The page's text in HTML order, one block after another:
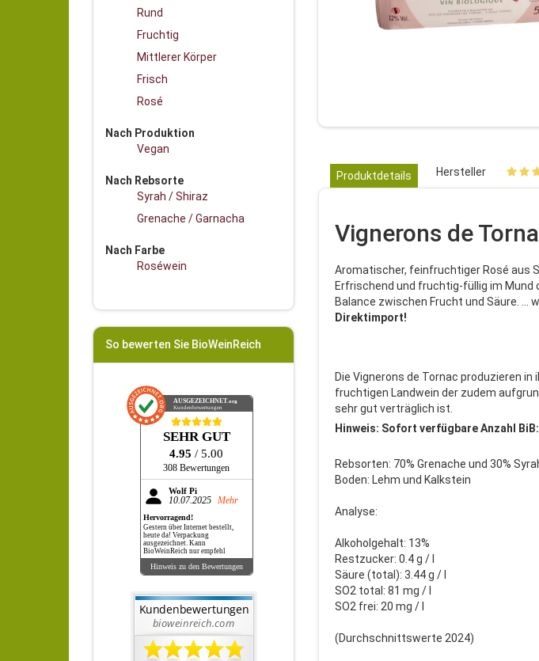
Rund
Fruchtig
Mittlerer Körper
Frisch
Rosé
Nach Produktion
Vegan
Nach Rebsorte
Syrah / Shiraz
Grenache / Garnacha
Nach Farbe
Roséwein
So bewerten Sie BioWeinReich
AUSGEZEICHNET.org
Kundenbewertungen
SEHR GUT
4.95 / 5.00
308 Bewertungen
Wolf Pi
10.07.2025 Mehr
Hervorragend!
Gestern über Internet bestellt,
heute da! Verpackung
ausgezeichnet. Kann
BioWeinReich nur empfehl
Hinweis zu den Bewertungen
Produktdetails Hersteller
Vignerons de
Aromatischer, feinfruchtiger Rosé aus
Erfrischend und fruchtig-füllig im Mund
Balance zwischen Frucht und Säure. ...
Direktimport!
Die Vignerons de Tornac produzieren
fruchtigen Landwein der zudem
sehr gut verträglich ist.
Hinweis: Sofort verfügbare Anzahl
Rebsorten: 70% Grenache und 30%
Boden: Lehm und Kalkstein
Analyse:
Alkoholgehalt: 13%
Restzucker: 0.4 g / l
Säure (total): 3.44 g / l
SO2 total: 81 mg / l
SO2 frei: 20 mg / l
(Durchschnittswerte 2024)